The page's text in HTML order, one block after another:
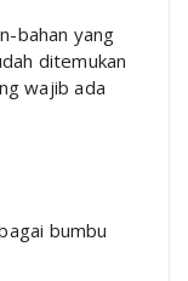
bahan yang
ditemukan
wajib ada
bumbu